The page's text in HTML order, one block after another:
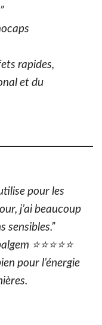
rapides,
et du
pour les
j’ai beaucoup
sensibles.”
⭐️⭐️⭐️⭐️⭐️
pour l’énergie